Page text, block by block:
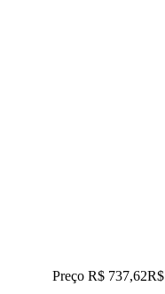
Preço R$ 737,62R$